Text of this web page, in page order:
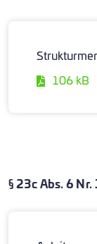
106 kB
§ 23c Abs. 6